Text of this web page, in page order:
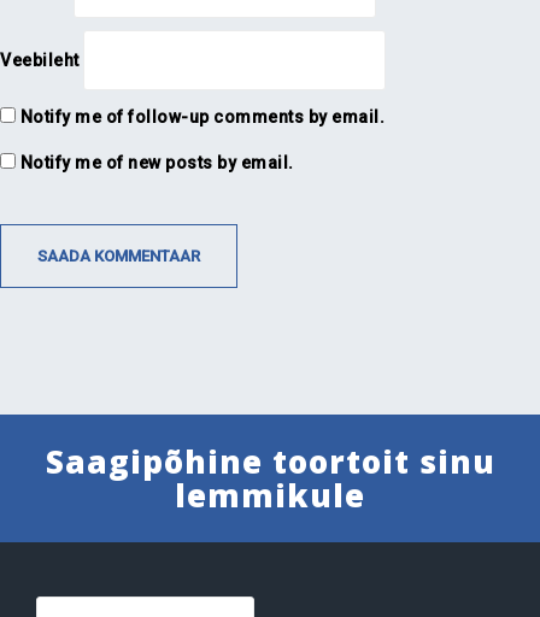
Veebileht
Notify me of follow-up comments by email.
Notify me of new posts by email.
Saagipõhine toortoit sinu
lemmikule